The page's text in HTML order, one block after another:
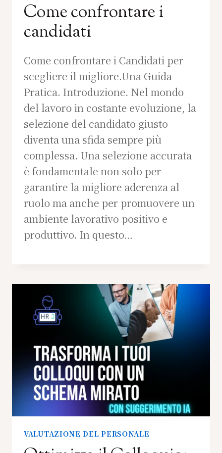
Come confrontare i
candidati
Come confrontare i Candidati per
scegliere il migliore.Una Guida
Pratica. Introduzione. Nel mondo
del lavoro in costante evoluzione, la
selezione del candidato giusto
diventa una sfida sempre più
complessa. Una selezione accurata
è fondamentale non solo per
garantire la migliore aderenza al
ruolo ma anche per promuovere un
ambiente lavorativo positivo e
produttivo. In questo…
VALUTAZIONE DEL PERSONALE